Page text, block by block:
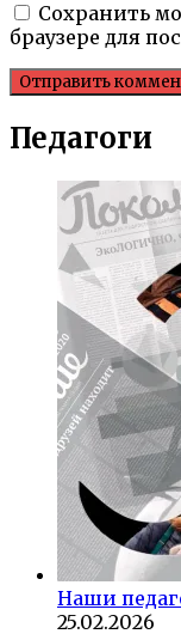
Сохранить
браузере для
Педагоги
Наши
25.02.2026